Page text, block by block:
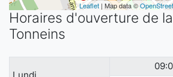
Leaflet | Map data ©
Horaires d'ouverture de
Tonneins